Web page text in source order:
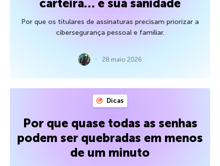
carteira… e sua sanidade
Por que os titulares de assinaturas precisam priorizar a
cibersegurança pessoal e familiar.
28 maio 2026
Dicas
Por que quase todas as senhas
podem ser quebradas em menos
de um minuto